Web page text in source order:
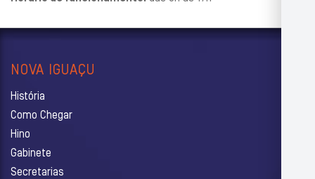
NOVA IGUAÇU
História
Como Chegar
Hino
Gabinete
Secretarias